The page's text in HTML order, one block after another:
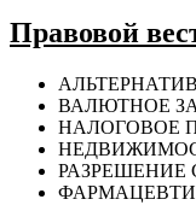
Правовой
ВАЛЮТНОЕ
НАЛОГОВОЕ
РАЗРЕШЕНИЕ